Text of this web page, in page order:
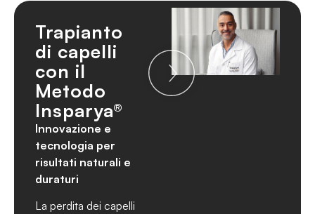
Trapianto
di capelli
con il
Metodo
Insparya®
Innovazione e
tecnologia per
risultati naturali e
duraturi
La perdita dei capelli